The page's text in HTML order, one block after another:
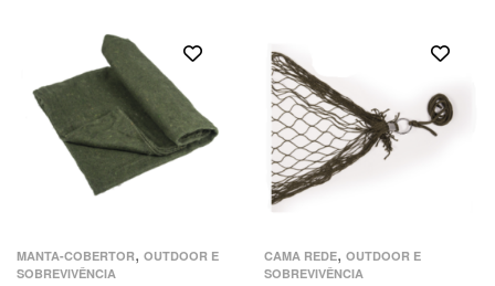
MANTA-COBERTOR, OUTDOOR E
SOBREVIVÊNCIA
CAMA REDE, OUTDOOR E
SOBREVIVÊNCIA